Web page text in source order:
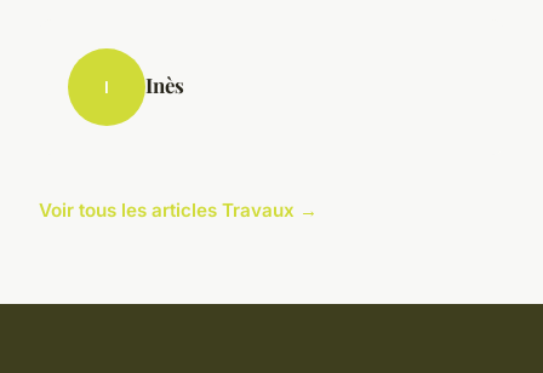
I Inès
Voir tous les articles Travaux →